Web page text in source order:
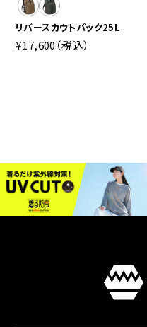
リバースカウトパック25L
¥17,600 （税込）